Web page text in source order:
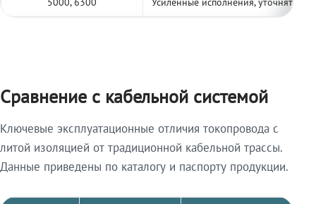
Сравнение с кабельной системой
Ключевые эксплуатационные отличия токопровода с
литой изоляцией от традиционной кабельной трассы.
Данные приведены по каталогу и паспорту продукции.